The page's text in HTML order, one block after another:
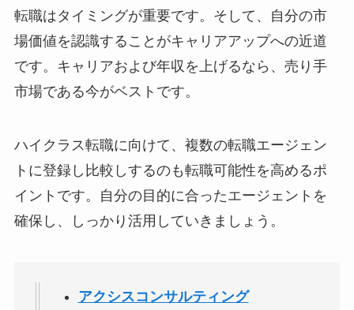
転職はタイミングが重要です。そして、自分の市
場価値を認識することがキャリアアップへの近道
です。キャリアおよび年収を上げるなら、売り手
市場である今がベストです。
ハイクラス転職に向けて、複数の転職エージェン
トに登録し比較しするのも転職可能性を高めるポ
イントです。自分の目的に合ったエージェントを
確保し、しっかり活用していきましょう。
アクシスコンサルティング